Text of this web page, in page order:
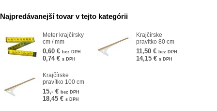
Najpredávanejší tovar v tejto kategórii
Meter krajčírsky
cm / mm
0,60 € bez DPH
0,74 € s DPH
Krajčírske
pravítko 80 cm
11,50 € bez DPH
14,15 € s DPH
Krajčírske
pravítko 100 cm
15,- € bez DPH
18,45 € s DPH